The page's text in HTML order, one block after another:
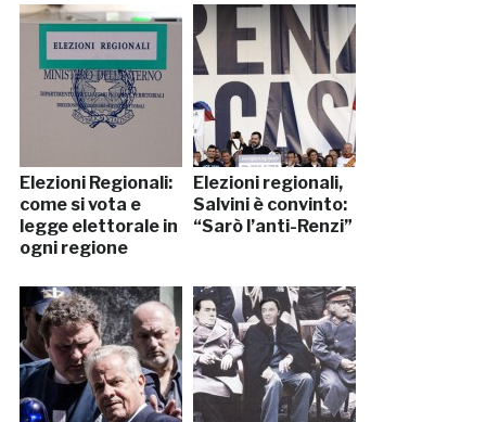
Elezioni Regionali:
come si vota e
legge elettorale in
ogni regione
Elezioni regionali,
Salvini è convinto:
“Sarò l’anti-Renzi”